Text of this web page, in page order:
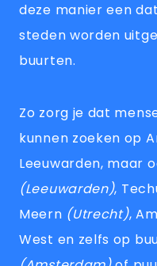
deze manier een
steden worden
buurten.
Zo zorg je dat
kunnen zoeken op
Leeuwarden, maar
(Leeuwarden),
Meern (Utrecht),
West en zelfs op